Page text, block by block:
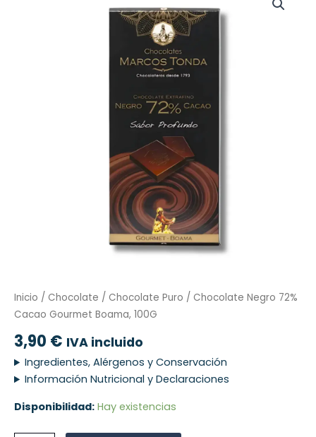
Inicio / Chocolate / Chocolate Puro / Chocolate Negro 72%
Cacao Gourmet Boama, 100G
3,90 € IVA incluido
Ingredientes, Alérgenos y Conservación
Información Nutricional y Declaraciones
Disponibilidad: Hay existencias